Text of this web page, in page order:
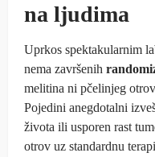
na ljudima
Uprkos spektakularnim
nema završenih
melitina ni pčelinjeg
Pojedini anegdotalni
života ili usporen rast
otrov uz standardnu